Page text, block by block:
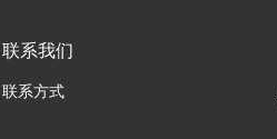
联系我们
联系方式